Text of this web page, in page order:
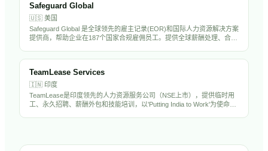
Safeguard Global
🇺🇸 美国
Safeguard Global 是全球领先的雇主记录(EOR)和国际人力资源解决方案
提供商，帮助企业在187个国家合规雇佣员工。提供全球薪酬处理、合规
TeamLease Services
🇮🇳 印度
TeamLease是印度领先的人力资源服务公司（NSE上市），提供临时用
工、永久招聘、薪酬外包和技能培训，以'Putting India to Work'为使命，